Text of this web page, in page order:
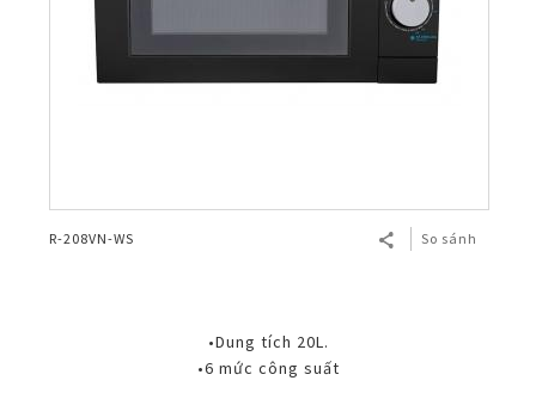
R-208VN-WS So sánh
•Dung tích 20L.
•6 mức công suất